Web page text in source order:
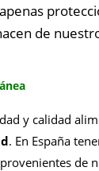
de
y calidad
. En España
de